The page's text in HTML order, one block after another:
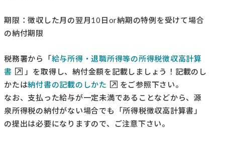
期限：徴収した月の翌月10日or納期の特例を受けて場合
の納付期限
税務署から「給与所得・退職所得等の所得税徴収高計算
書
」を取得し、納付金額を記載しましょう！記載のし
かたは納付書の記載のしかた
をご参照下さい。
なお、支払った給与が一定未満であることなどから、源
泉所得税の納付がない場合でも「所得税徴収高計算書」
の提出は必要になりますので、ご注意下さい。